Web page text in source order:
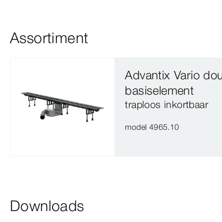
Assortiment
Advantix Vario
basiselement
traploos inkortbaar
model 4965.10
Downloads